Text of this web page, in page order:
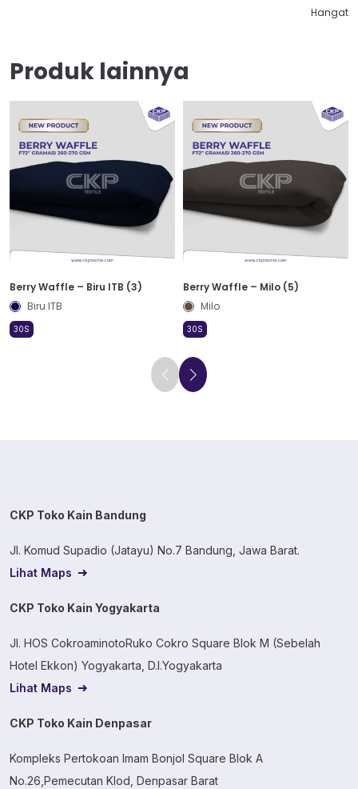
Hangat
Produk lainnya
Berry Waffle – Biru ITB (3)
Biru ITB
30S
Berry Waffle – Milo (5)
Milo
30S
CKP Toko Kain Bandung
Jl. Komud Supadio (Jatayu) No.7 Bandung, Jawa Barat.
Lihat Maps
CKP Toko Kain Yogyakarta
Jl. HOS CokroaminotoRuko Cokro Square Blok M (Sebelah
Hotel Ekkon) Yogyakarta, D.I.Yogyakarta
Lihat Maps
CKP Toko Kain Denpasar
Kompleks Pertokoan Imam Bonjol Square Blok A
No.26,Pemecutan Klod, Denpasar Barat